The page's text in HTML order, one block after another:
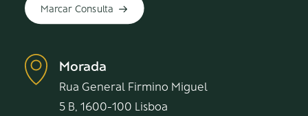
Marcar Consulta
Morada
Rua General Firmino Miguel
5 B, 1600-100 Lisboa